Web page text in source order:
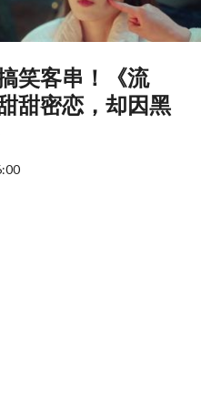
笑客串！《流
甜密恋，却因黑